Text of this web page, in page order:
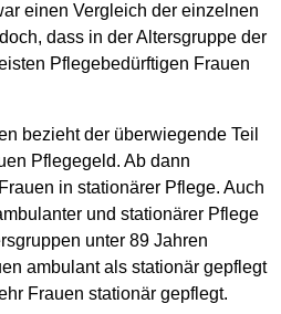
einen Vergleich der einzelnen
dass in der Altersgruppe der
Pflegebedürftigen Frauen
bezieht der überwiegende Teil
Pflegegeld. Ab dann
in stationärer Pflege. Auch
und stationärer Pflege
unter 89 Jahren
ambulant als stationär gepflegt
Frauen stationär gepflegt.